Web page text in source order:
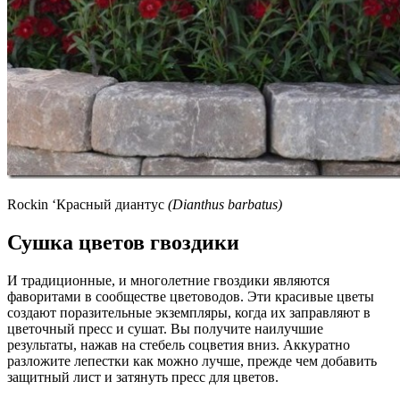
Rockin ‘Красный диантус (Dianthus barbatus)
Сушка цветов гвоздики
И традиционные, и многолетние гвоздики являются
фаворитами в сообществе цветоводов. Эти красивые цветы
создают поразительные экземпляры, когда их заправляют в
цветочный пресс и сушат. Вы получите наилучшие
результаты, нажав на стебель соцветия вниз. Аккуратно
разложите лепестки как можно лучше, прежде чем добавить
защитный лист и затянуть пресс для цветов.